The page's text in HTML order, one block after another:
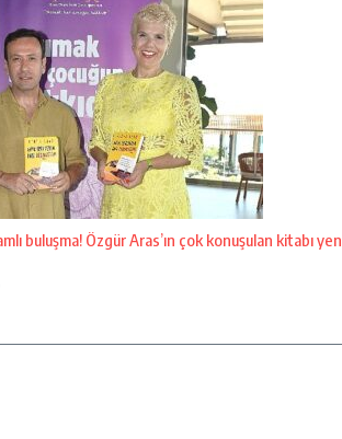
buluşma! Özgür Aras’ın çok konuşulan kitabı yen